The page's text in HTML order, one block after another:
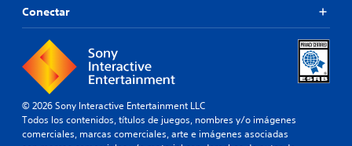
Conectar
© 2026 Sony Interactive Entertainment LLC
Todos los contenidos, títulos de juegos, nombres y/o imágenes
comerciales, marcas comerciales, arte e imágenes asociadas